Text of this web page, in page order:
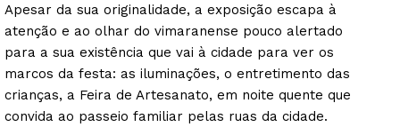
Apesar da sua originalidade, a exposição escapa à
atenção e ao olhar do vimaranense pouco alertado
para a sua existência que vai à cidade para ver os
marcos da festa: as iluminações, o entretimento das
crianças, a Feira de Artesanato, em noite quente que
convida ao passeio familiar pelas ruas da cidade.